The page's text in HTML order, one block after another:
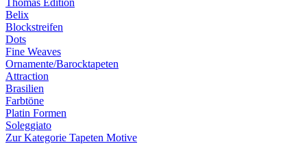
Thomas Edition
Belix
Blockstreifen
Dots
Fine Weaves
Ornamente/Barocktapeten
Attraction
Brasilien
Farbtöne
Platin Formen
Soleggiato
Zur Kategorie Tapeten Motive